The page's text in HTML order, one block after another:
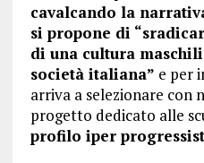
cavalcando la
si propone di
di una cultura
società italiana” e per
arriva a selezionare con
progetto dedicato alle
profilo iper